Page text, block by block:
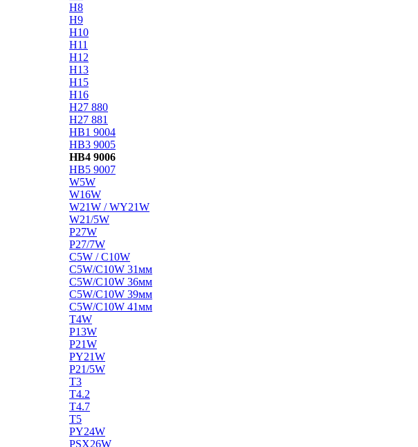
H8
H9
H10
H11
H12
H13
H15
H16
H27 880
H27 881
HB1 9004
HB3 9005
HB4 9006
HB5 9007
W5W
W16W
W21W / WY21W
W21/5W
P27W
P27/7W
C5W / C10W
C5W/C10W 31мм
C5W/C10W 36мм
C5W/C10W 39мм
C5W/C10W 41мм
T4W
P13W
P21W
PY21W
P21/5W
T3
T4.2
T4.7
T5
PY24W
PSX26W